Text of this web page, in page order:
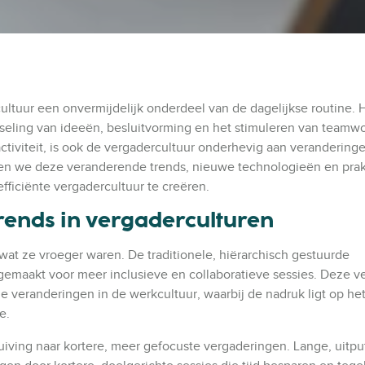
een onvermijdelijk onderdeel van de dagelijkse routine.
van ideeën, besluitvorming en het stimuleren van
is ook de vergadercultuur onderhevig aan
we deze veranderende trends, nieuwe technologieën en
vergadercultuur te creëren.
in vergaderculturen
ze vroeger waren. De traditionele, hiërarchisch gestuurde
voor meer inclusieve en collaboratieve sessies. Deze
veranderingen in de werkcultuur, waarbij de nadruk ligt op
naar kortere, meer gefocuste vergaderingen. Lange,